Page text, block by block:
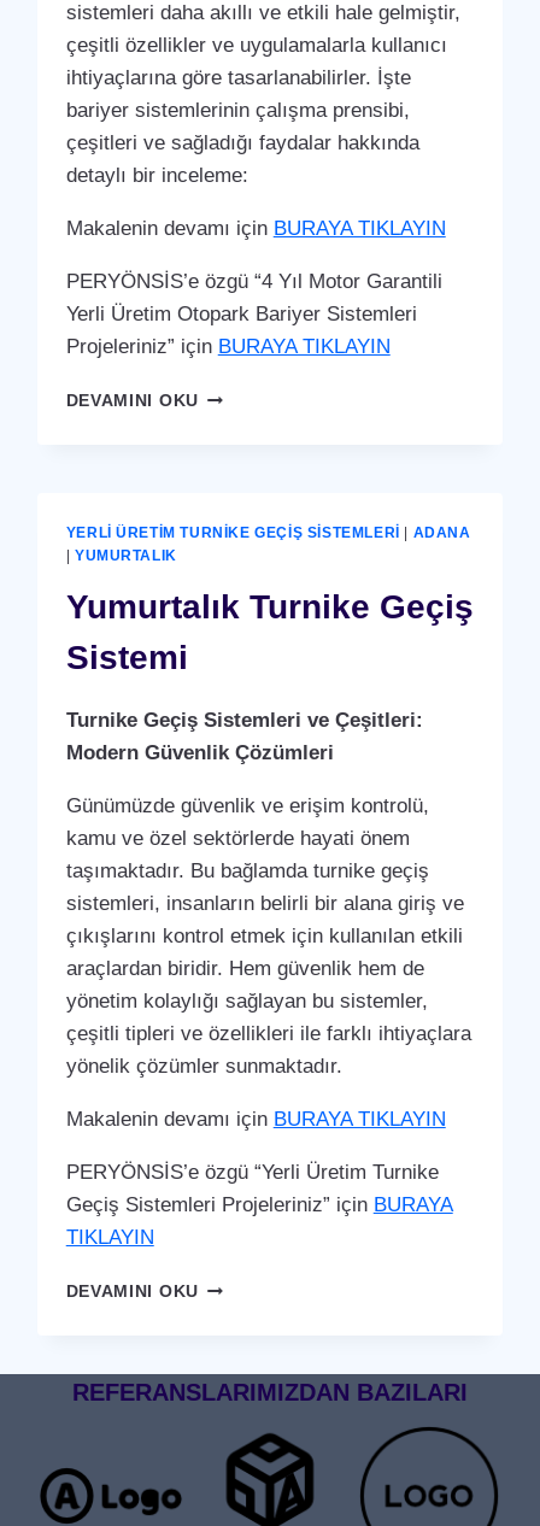
sistemleri daha akıllı ve etkili hale gelmiştir,
çeşitli özellikler ve uygulamalarla kullanıcı
ihtiyaçlarına göre tasarlanabilirler. İşte
bariyer sistemlerinin çalışma prensibi,
çeşitleri ve sağladığı faydalar hakkında
detaylı bir inceleme:
Makalenin devamı için BURAYA TIKLAYIN
PERYÖNSİS’e özgü “4 Yıl Motor Garantili
Yerli Üretim Otopark Bariyer Sistemleri
Projeleriniz” için BURAYA TIKLAYIN
DEVAMINI OKUYUMURTALIK
YERLI ÜRETIM TURNIKE GEÇIŞ SISTEMLERI
ADANA
YUMURTALIK
Yumurtalık Turnike Geçiş
Sistemi
Turnike Geçiş Sistemleri ve Çeşitleri:
Modern Güvenlik Çözümleri
Günümüzde güvenlik ve erişim kontrolü,
kamu ve özel sektörlerde hayati önem
taşımaktadır. Bu bağlamda turnike geçiş
sistemleri, insanların belirli bir alana giriş ve
çıkışlarını kontrol etmek için kullanılan etkili
araçlardan biridir. Hem güvenlik hem de
yönetim kolaylığı sağlayan bu sistemler,
çeşitli tipleri ve özellikleri ile farklı ihtiyaçlara
yönelik çözümler sunmaktadır.
Makalenin devamı için BURAYA TIKLAYIN
PERYÖNSİS’e özgü “Yerli Üretim Turnike
Geçiş Sistemleri Projeleriniz” için BURAYA
TIKLAYIN
DEVAMINI OKUYUMURTALIK
REFERANSLARIMIZDAN BAZILARI